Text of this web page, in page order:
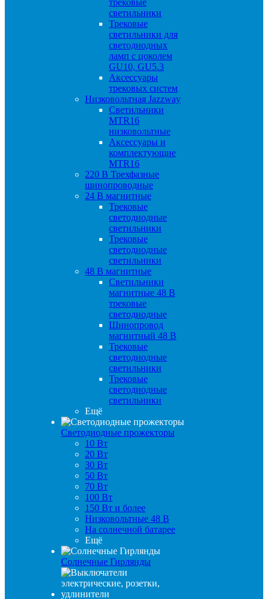
трековые
светильники
Трековые
светильники для
светодиодных
ламп с цоколем
GU10, GU5.3
Аксессуары
трековых систем
Низковольтная Jazzway
Светильники
MTR16
низковольтные
Аксессуары и
комплектующие
MTR16
220 B Трехфазные
шинопроводные
24 B магнитные
Трековые
светодиодные
светильники
Трековые
светодиодные
светильники
48 B магнитные
Светильники
магнитные 48 В
трековые
светодиодные
Шинопровод
магнитный 48 В
Трековые
светодиодные
светильники
Трековые
светодиодные
светильники
Ещё
Светодиодные прожекторы
10 Вт
20 Вт
30 Вт
50 Вт
70 Вт
100 Вт
150 Вт и более
Низковольтные 48 В
На солнечной батарее
Ещё
Солнечные Гирлянды